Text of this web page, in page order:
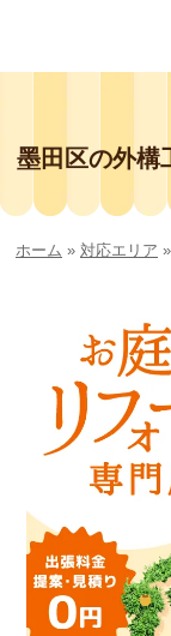
墨田区の外構
ホーム » 対応エリア »